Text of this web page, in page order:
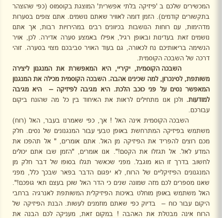
המכשירים שלכם ב 'פיזיקה בלתי אפשרית' המוצגת בקוסמוס (כפי שהוצהר
בתקשורים קודמים). הזמן דומה לאוויר שאתם נושמים. אתם צופים בסערות
מדהימות, עם רוחות הנושבות בכיוונים רבים במהירויות רבות, אך אתם
נושמים זאת בעדינות ובאופן רגיל, אפילו באמצע סערה אדירה. לכן, אויר
הנשימה בריאותיכם נח לכאורה, גם בעוד האויר סביבכם מצוי בסערה. זוהי
דרכה של השבכה הקוסמית.
השבכה הקוסמית, יקיריי, היא המאפשרת את המנגנון ליצירה
משותפת, לסינכרון, למה שכינינו אהבה. השבכה הקוסמית מכילה את המנגנון
המאפשר נסים על פני כוכב הלכת. היא מגיבה לפיזיקה –
היא מגיבה
למודעות. ולכן אנו מתחילים לראות את האיחוד בין כל מה שהונח ביקום
עבורכם.
השבכה הקוסמית אינה האל ! אך, כפי שאמרנו בעבר, האל (רוח)
משתמש בפיזיקה המתרחשת באופן טבעי עבור המנגנונים של נסים. חלק
מכם רוצים להפריד את הפיזיקה מן האל. אתם אומרים, " אל תהפכו את
המדע לאל. אל תגזלו את הקסם!". אנו אומרים, "הזמן שבו אתם יכולים
לחשוב בדרך זו הוא מוגבל. מפני שכאשר תגלו בסופו של דבר חלק מן
המנגנונים הפיזיקליים של הרוח, לא יפגום הדבר בפאר שבכך כלל, מפני
שאנו מספרים לכם מזה שמונה שנים כי הדר האל שוכן בעצם תאי גופכם!".
האל משתמש באופן מוחלט באיכות הפיזיקלית המשותפת לאנרגיה ברחבי
היקום עבור כוח –
בדיוק כפי שאתם מוזמנים לעשות. הבנת הפיזיקה של
הרוח אינה מבטלת את האהבה ! במקום זאת, מעניקה לכם הבנה את